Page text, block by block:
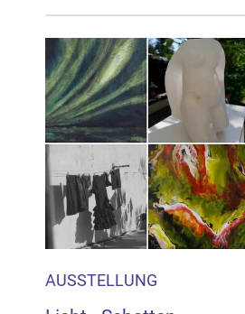
AUSSTELLUNG